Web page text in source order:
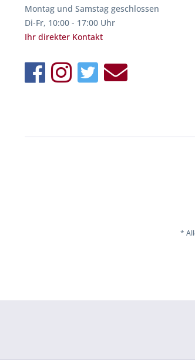
Montag und Samstag geschlossen
Di-Fr, 10:00 - 17:00 Uhr
Ihr direkter Kontakt
*